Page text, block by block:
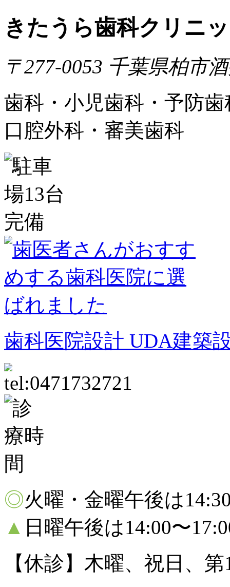
きたうら歯科クリニ
〒277-0053 千葉県柏市
歯科・小児歯科・予防
口腔外科・審美歯科
歯科医院設計 UDA建築
◎火曜・金曜午後は
▲ 日曜午後は14:00〜
【休診】木曜、祝日、